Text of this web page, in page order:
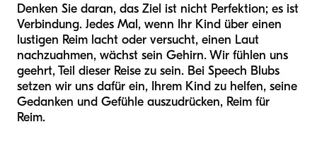
Denken Sie daran, das Ziel ist nicht Perfektion; es ist
Verbindung. Jedes Mal, wenn Ihr Kind über einen
lustigen Reim lacht oder versucht, einen Laut
nachzuahmen, wächst sein Gehirn. Wir fühlen uns
geehrt, Teil dieser Reise zu sein. Bei Speech Blubs
setzen wir uns dafür ein, Ihrem Kind zu helfen, seine
Gedanken und Gefühle auszudrücken, Reim für
Reim.